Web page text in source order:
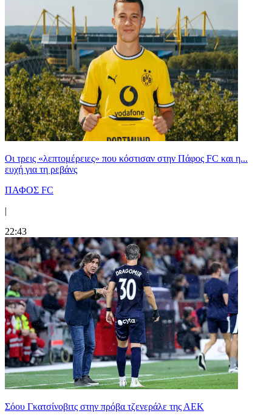
Οι τρεις «λεπτομέρειες» που κόστισαν στην Πάφος FC και η...
ευχή για τη ρεβάνς
ΠΑΦΟΣ FC
|
22:43
Σόου Γκατσίνοβιτς στην πρόβα τζενεράλε της ΑΕΚ